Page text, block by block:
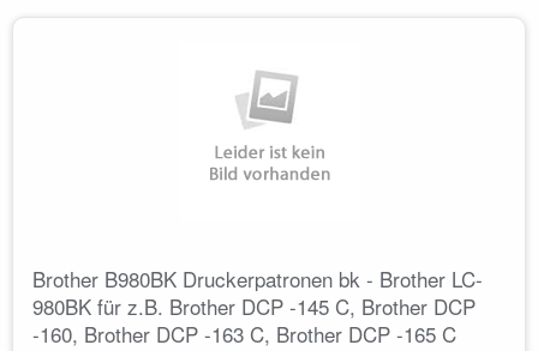
Brother B980BK Druckerpatronen bk - Brother LC-
980BK für z.B. Brother DCP -145 C, Brother DCP
-160, Brother DCP -163 C, Brother DCP -165 C